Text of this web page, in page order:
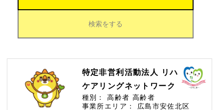
検索をする
特定非営利活動法人 リハ
ケアリングネットワーク
種別： 高齢者 高齢者
事業所エリア：
広島市安佐北区